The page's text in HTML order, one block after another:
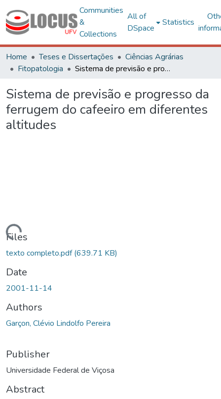
Communities
&
Collections
All of
DSpace
Statistics
Home Teses e Dissertações
Ciências Agrárias
Fitopatologia
Sistema de previsão e progresso da ferrugem do cafeeiro em diferentes altitudes
Sistema de previsão e progresso da
ferrugem do cafeeiro em diferentes
altitudes
Files
texto completo.pdf(639.71 KB)
Date
2001-11-14
Authors
Garçon, Clévio Lindolfo Pereira
Publisher
Universidade Federal de Viçosa
Abstract